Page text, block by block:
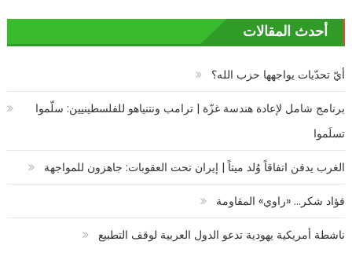
أحدث المقالات
أيّ تحدّيات يواجهها حزب الله؟
برنامج شامل لإعادة هندسة غزّة | ترامب ونتنياهو للفلسطينيين: سلّموا
تسلَموا
الغرب يدفن اتفاقاً وُلد ميتاً | إيران تحت العقوبات: جاهزون للمواجهة
فؤاد شكر… «راوي» المقاومة
ناشطة أمريكية يهودية تدعو الدول العربية لوقف التطبيع